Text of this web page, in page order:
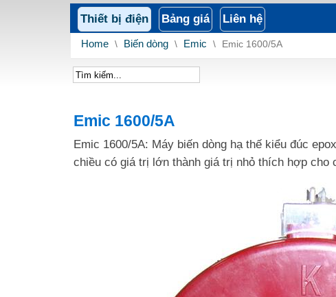
Thiết bị điện Bảng giá Liên hệ
Home \ Biến dòng \ Emic \ Emic 1600/5A
Emic 1600/5A
Emic 1600/5A: Máy biến dòng hạ thế kiểu đúc
chiều có giá trị lớn thành giá trị nhỏ thích hợp cho